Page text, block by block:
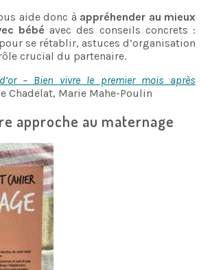
aide donc à appréhender au mieux
bébé avec des conseils concrets :
se rétablir, astuces d’organisation
crucial du partenaire.
– Bien vivre le premier mois après
Chadelat, Marie Mahe-Poulin
approche au maternage